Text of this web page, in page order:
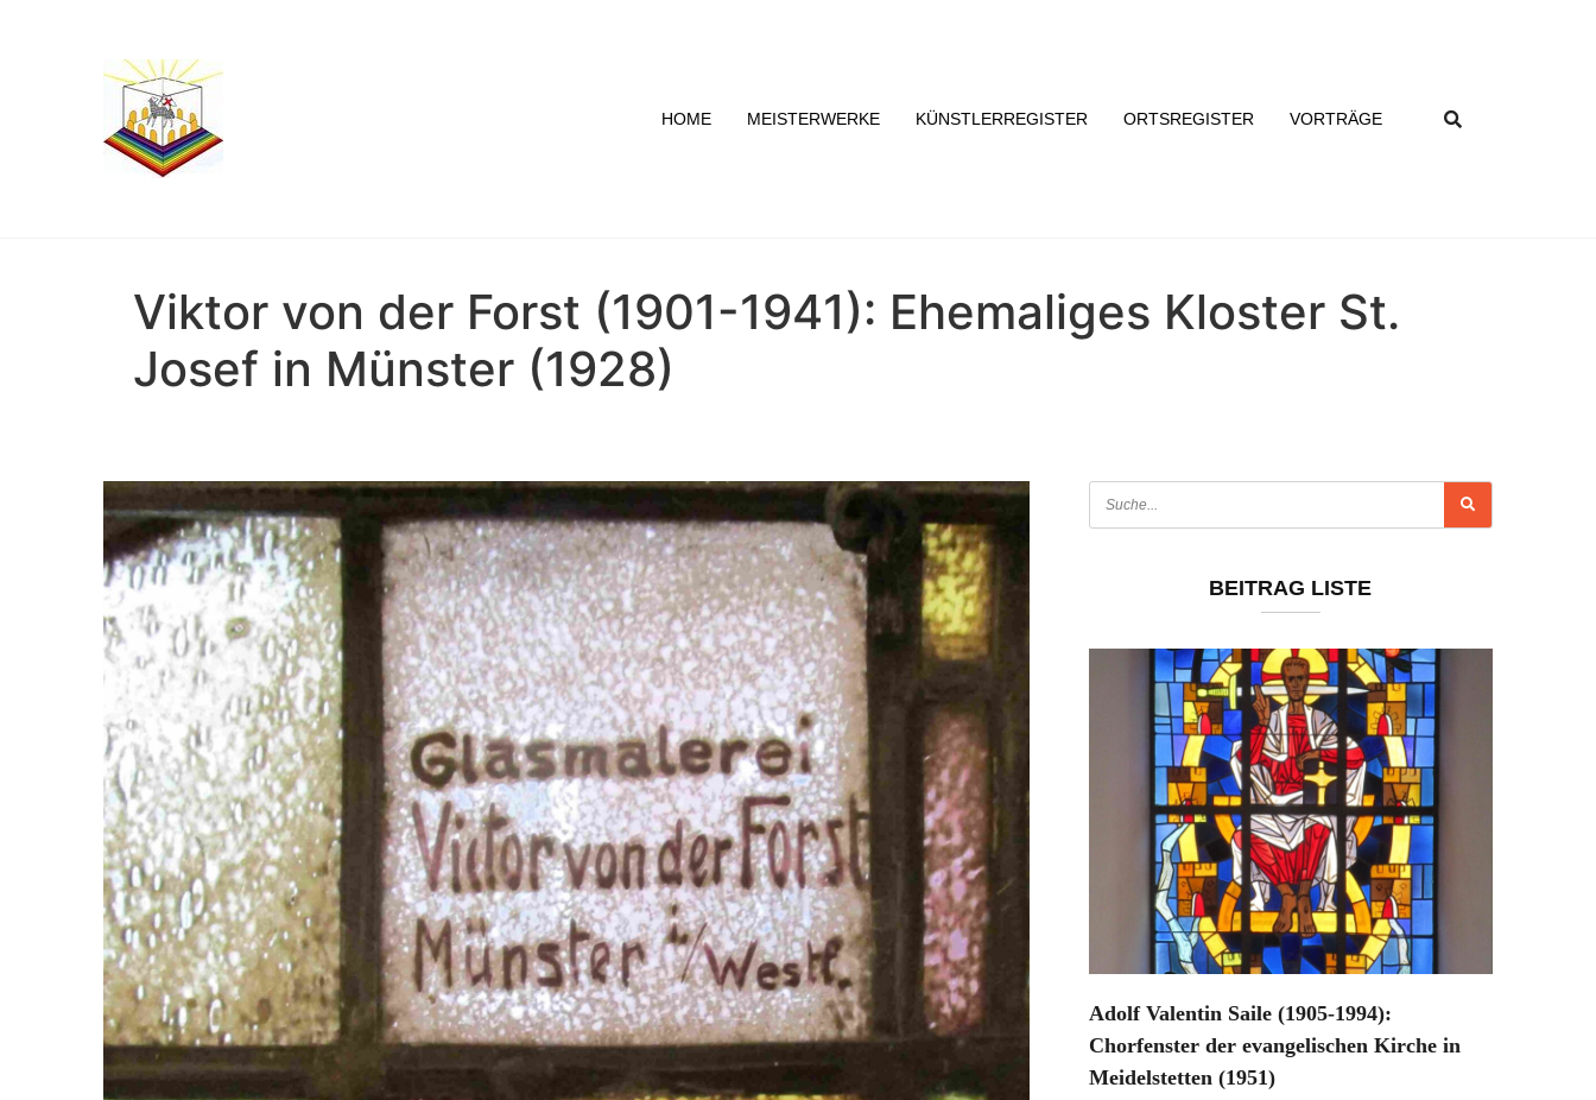
HOME MEISTERWERKE KÜNSTLERREGISTER ORTSREGISTER VORTRÄGE
Viktor von der Forst (1901-1941): Ehemaliges Kloster St.
Josef in Münster (1928)
BEITRAG LISTE
Adolf Valentin Saile (1905-1994):
Chorfenster der evangelischen Kirche in
Meidelstetten (1951)